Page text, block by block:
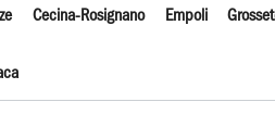
Cecina-Rosignano Empoli